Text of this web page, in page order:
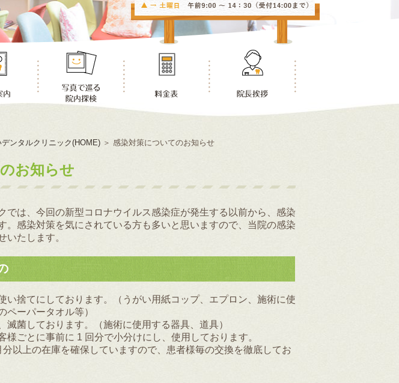
ンタルクリニック(HOME) ＞ 感染対策についてのお知らせ
お知らせ
では、今回の新型コロナウイルス感染症が発生する以前から、感染
。感染対策を気にされている方も多いと思いますので、当院の感染
いたします。
い捨てにしております。（うがい用紙コップ、エプロン、施術に使
ペーパータオル等）
滅菌しております。（施術に使用する器具、道具）
様ごとに事前に 1 回分で小分けにし、使用しております。
以上の在庫を確保していますので、患者様毎の交換を徹底してお